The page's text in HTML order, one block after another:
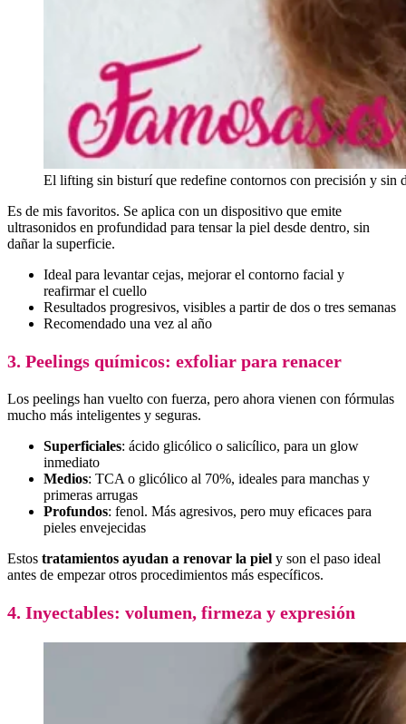
El lifting sin bisturí que redefine contornos con precisión y sin
Es de mis favoritos. Se aplica con un dispositivo que emite
ultrasonidos en profundidad para tensar la piel desde dentro, sin
dañar la superficie.
Ideal para levantar cejas, mejorar el contorno facial y
reafirmar el cuello
Resultados progresivos, visibles a partir de dos o tres semanas
Recomendado una vez al año
3. Peelings químicos: exfoliar para renacer
Los peelings han vuelto con fuerza, pero ahora vienen con fórmulas
mucho más inteligentes y seguras.
Superficiales: ácido glicólico o salicílico, para un glow
inmediato
Medios: TCA o glicólico al 70%, ideales para manchas y
primeras arrugas
Profundos: fenol. Más agresivos, pero muy eficaces para
pieles envejecidas
Estos tratamientos ayudan a renovar la piel y son el paso ideal
antes de empezar otros procedimientos más específicos.
4. Inyectables: volumen, firmeza y expresión